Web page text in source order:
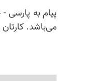
پیام به پارسی
می‌باشد. کارتان